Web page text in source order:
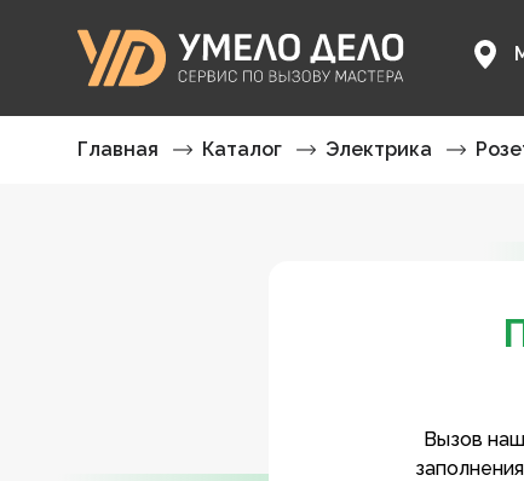
Главная Каталог Электрика
Вызов